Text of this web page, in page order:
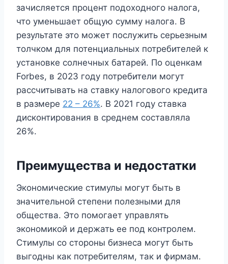
зачисляется процент подоходного налога,
что уменьшает общую сумму налога. В
результате это может послужить серьезным
толчком для потенциальных потребителей к
установке солнечных батарей. По оценкам
Forbes, в 2023 году потребители могут
рассчитывать на ставку налогового кредита
в размере 22 – 26%. В 2021 году ставка
дисконтирования в среднем составляла
26%.
Преимущества и недостатки
Экономические стимулы могут быть в
значительной степени полезными для
общества. Это помогает управлять
экономикой и держать ее под контролем.
Стимулы со стороны бизнеса могут быть
выгодны как потребителям, так и фирмам.